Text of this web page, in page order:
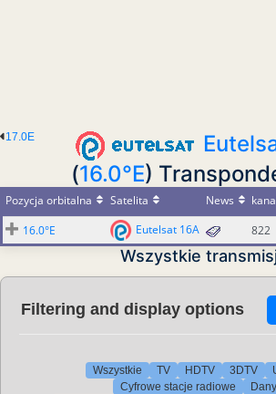
17.0E
(16.0°E)
Pozycja orbitalna Satelita News
16.0°E
Eutelsat 16A 822
Wszystkie
Filtering and display options
Wszystkie TV HDTV 3DTV
Cyfrowe stacje radiowe